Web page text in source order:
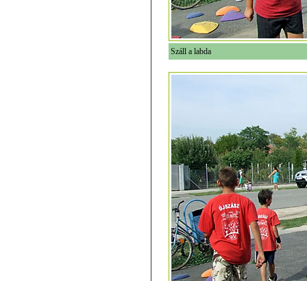
Száll a labda